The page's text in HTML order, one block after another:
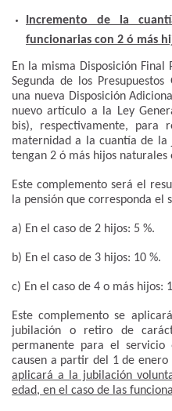
Incremento de la
funcionarias con 2 ó más
En la misma Disposición
Segunda de los
una nueva Disposición
nuevo artículo a la Ley
bis), respectivamente, para
maternidad a la cuantía de la
tengan 2 ó más hijos naturales
Este complemento será el
la pensión que corresponda el
a) En el caso de 2 hijos: 5 %.
b) En el caso de 3 hijos: 10 %.
c) En el caso de 4 o más hijos:
Este complemento se
jubilación o retiro de
permanente para el
causen a partir del 1 de enero
aplicará a la jubilación
edad, en el caso de las